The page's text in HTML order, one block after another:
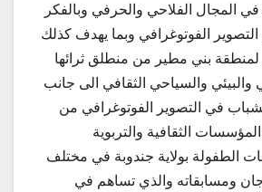
في المجال الفلاحي والحرفي وبالفكر
الفوتوغرافي وبما يهدف كذلك
لمنطقة بني مطير من منطلق ثرائها
والبيئي والسياحي الثقافي الى جانب
في التصوير الفوتوغرافي من
الثقافية والتربوية
الطفولة بولاية جندوبة في مختلف
ومسابقاته والذي تساهم في